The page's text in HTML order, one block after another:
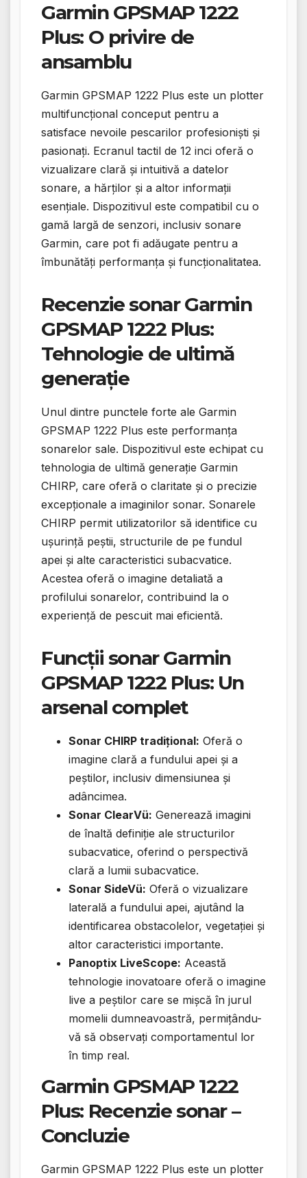
Garmin GPSMAP 1222
Plus: O privire de
ansamblu
Garmin GPSMAP 1222 Plus este un plotter
multifuncțional conceput pentru a
satisface nevoile pescarilor profesioniști și
pasionați. Ecranul tactil de 12 inci oferă o
vizualizare clară și intuitivă a datelor
sonare, a hărților și a altor informații
esențiale. Dispozitivul este compatibil cu o
gamă largă de senzori, inclusiv sonare
Garmin, care pot fi adăugate pentru a
îmbunătăți performanța și funcționalitatea.
Recenzie sonar Garmin
GPSMAP 1222 Plus:
Tehnologie de ultimă
generație
Unul dintre punctele forte ale Garmin
GPSMAP 1222 Plus este performanța
sonarelor sale. Dispozitivul este echipat cu
tehnologia de ultimă generație Garmin
CHIRP, care oferă o claritate și o precizie
excepționale a imaginilor sonar. Sonarele
CHIRP permit utilizatorilor să identifice cu
ușurință peștii, structurile de pe fundul
apei și alte caracteristici subacvatice.
Acestea oferă o imagine detaliată a
profilului sonarelor, contribuind la o
experiență de pescuit mai eficientă.
Funcții sonar Garmin
GPSMAP 1222 Plus: Un
arsenal complet
Sonar CHIRP tradițional: Oferă o
imagine clară a fundului apei și a
peștilor, inclusiv dimensiunea și
adâncimea.
Sonar ClearVü: Generează imagini
de înaltă definiție ale structurilor
subacvatice, oferind o perspectivă
clară a lumii subacvatice.
Sonar SideVü: Oferă o vizualizare
laterală a fundului apei, ajutând la
identificarea obstacolelor, vegetației și
altor caracteristici importante.
Panoptix LiveScope: Această
tehnologie inovatoare oferă o imagine
live a peștilor care se mișcă în jurul
momelii dumneavoastră, permițându-
vă să observați comportamentul lor
în timp real.
Garmin GPSMAP 1222
Plus: Recenzie sonar –
Concluzie
Garmin GPSMAP 1222 Plus este un plotter